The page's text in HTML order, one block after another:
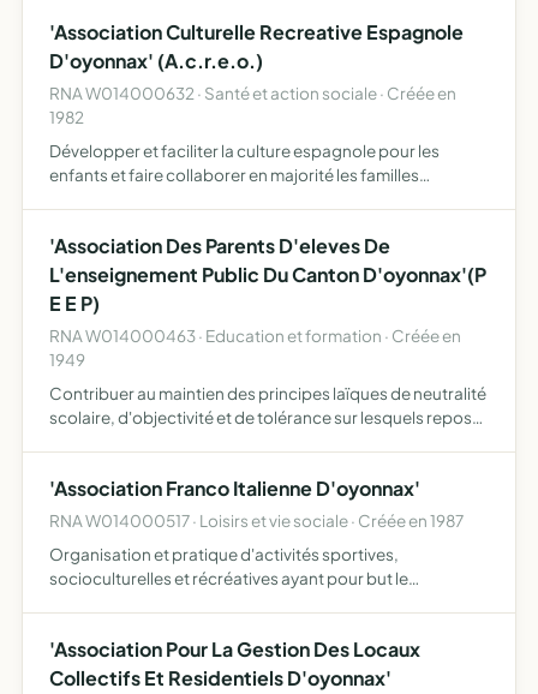
double…
'Association Culturelle Recreative Espagnole
D'oyonnax' (A.c.r.e.o.)
RNA W014000632 · Santé et action sociale · Créée en
1982
Développer et faciliter la culture espagnole pour les
enfants et faire collaborer en majorité les familles
'Association Des Parents D'eleves De
L'enseignement Public Du Canton D'oyonnax'(P
E E P)
RNA W014000463 · Education et formation · Créée en
1949
Contribuer au maintien des principes laïques de neutralité
scolaire, d'objectivité et de tolérance sur lesquels repose
'Association Franco Italienne D'oyonnax'
RNA W014000517 · Loisirs et vie sociale · Créée en 1987
Organisation et pratique d'activités sportives,
socioculturelles et récréatives ayant pour but le
en général
'Association Pour La Gestion Des Locaux
Collectifs Et Residentiels D'oyonnax'